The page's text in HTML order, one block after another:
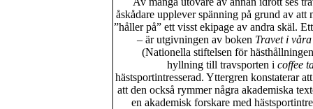
åskådare upplever spänning på grund av att
”håller på” ett visst ekipage av andra skäl.
– är utgivningen av boken Travet i
(Nationella stiftelsen för
hyllning till travsporten i coffee
hästsportintresserad. Yttergren konstaterar
att den också rymmer några akademiska
en akademisk forskare med